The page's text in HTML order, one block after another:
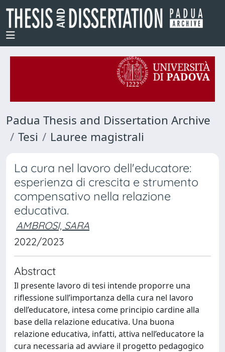
Padua Thesis and Dissertation Archive
Tesi
Lauree magistrali
La cura nel lavoro dell'educatore:
esperienza di crescita e strumento
compensativo nella relazione
educativa.
AMBROSI, SARA
2022/2023
Abstract
Il presente lavoro di tesi intende proporre una
riflessione sull’importanza della cura nel lavoro
dell’educatore, intesa come principio cardine alla
base della relazione educativa. Una buona
relazione educativa, infatti, attiva nell’educatore la
cura necessaria ad avviare il progetto pedagogico